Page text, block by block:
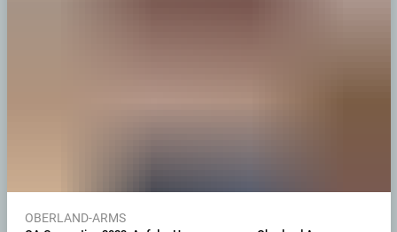
OBERLAND-ARMS